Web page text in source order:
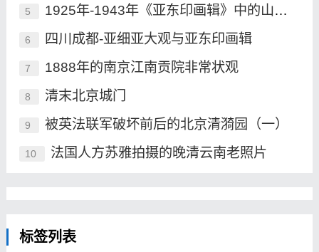
5 1925年-1943年《亚东印画辑》中的山海关
6 四川成都-亚细亚大观与亚东印画辑
7 1888年的南京江南贡院非常状观
8 清末北京城门
9 被英法联军破坏前后的北京清漪园（一）
10 法国人方苏雅拍摄的晚清云南老照片
标签列表